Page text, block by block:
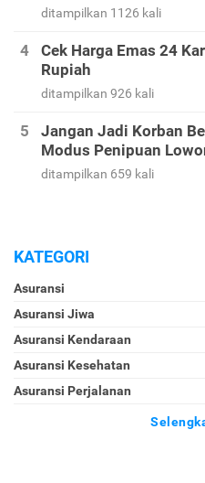
ditampilkan 1126 kali
Cek Harga Emas 24
Rupiah
ditampilkan 926 kali
Jangan Jadi Korban
Modus Penipuan
ditampilkan 659 kali
KATEGORI
Asuransi
Asuransi Jiwa
Asuransi Kendaraan
Asuransi Kesehatan
Asuransi Perjalanan